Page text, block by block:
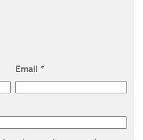
Email *